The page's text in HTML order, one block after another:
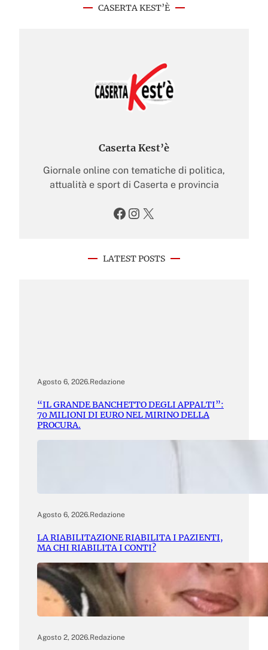
CASERTA KEST’È
Caserta Kest’è
Giornale online con tematiche di politica,
attualità e sport di Caserta e provincia
Facebook Instagram X
LATEST POSTS
Agosto 6, 2026.Redazione
“IL GRANDE BANCHETTO DEGLI APPALTI”:
70 MILIONI DI EURO NEL MIRINO DELLA
PROCURA.
Agosto 6, 2026.Redazione
LA RIABILITAZIONE RIABILITA I PAZIENTI,
MA CHI RIABILITA I CONTI?
Agosto 2, 2026.Redazione